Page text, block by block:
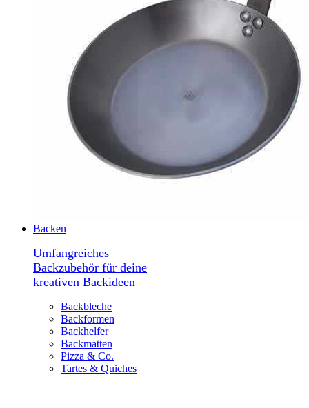
Backen
Umfangreiches
Backzubehör für deine
kreativen Backideen
Backbleche
Backformen
Backhelfer
Backmatten
Pizza & Co.
Tartes & Quiches